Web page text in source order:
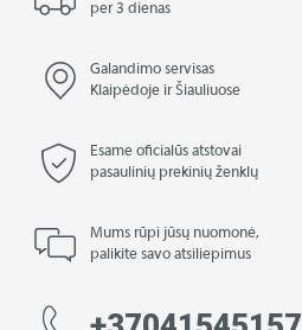
per 3 dienas
Galandimo servisas
Klaipėdoje ir Šiauliuose
Esame oficialūs atstovai
pasaulinių prekinių ženklų
Mums rūpi jūsų nuomonė,
palikite savo atsiliepimus